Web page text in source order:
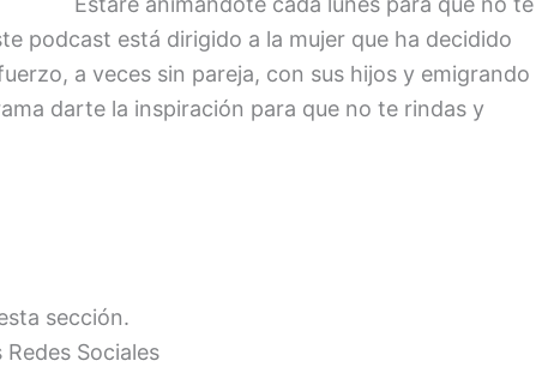
podcast está dirigido a la mujer que ha decidido
a veces sin pareja, con sus hijos y emigrando
darte la inspiración para que no te rindas y
sección.
Sociales